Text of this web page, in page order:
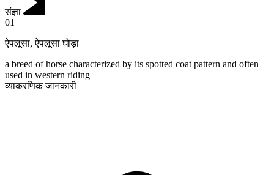
संज्ञा
01
ऐपलूसा,ऐपलूसा घोड़ा
a breed of horse characterized by its spotted coat pattern and often
used in western riding
व्याकरणिक जानकारी